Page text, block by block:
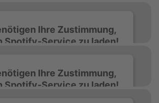
Ihre Zustimmung,
Spotify-Service zu laden!
Dieser Service kann Daten zu
sammeln. Bitte lesen Sie die
Ihre Zustimmung,
Spotify-Service zu laden!